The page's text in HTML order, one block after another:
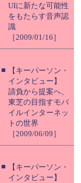
UIに新たな可能性
をもたらす音声認
識
［2009/01/16］
■
【キーパーソン・
インタビュー】
請負から提案へ、
東芝の目指すモバ
イルインターネッ
トの世界
［2009/06/09］
■
【キーパーソン・
インタビュー】